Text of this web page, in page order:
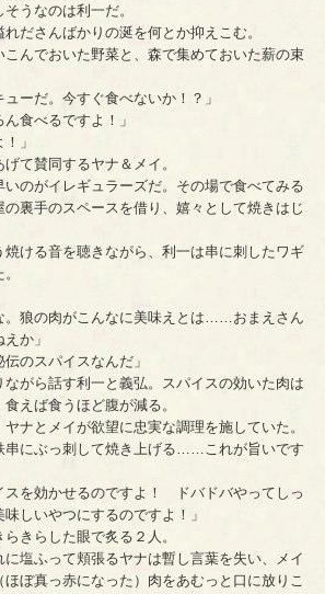
うなのは利一だ。
ださんばかりの涎を何とか抑えこむ。
んでおいた野菜と、森で集めておいた薪の束
ューだ。今すぐ食べないか！？」
食べるですよ！」
」
て賛同するヤナ＆メイ。
のがイレギュラーズだ。その場で食べてみる
の裏手のスペースを借り、嬉々として焼きはじ
ける音を聴きながら、利一は串に刺したワギ
。狼の肉がこんなに美味えとは……おまえさん
か」
のスパイスなんだ」
がら話す利一と義弘。スパイスの効いた肉は
えば食うほど腹が減る。
ナとメイが欲望に忠実な調理を施していた。
串にぶっ刺して焼き上げる……これが旨いです
スを効かせるのですよ！ ドバドバやってしっ
しいやつにするのですよ！」
きらした眼で炙る２人。
塩ふって頬張るヤナは暫し言葉を失い、メイ
ぼ真っ赤になった）肉をあむっと口に放りこ